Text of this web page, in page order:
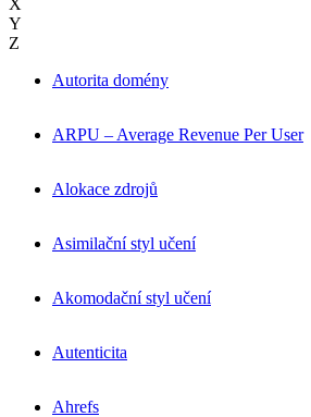
Y
Z
Autorita domény
ARPU – Average Revenue Per User
Alokace zdrojů
Asimilační styl učení
Akomodační styl učení
Autenticita
Ahrefs